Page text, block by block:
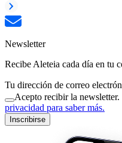
Newsletter
Recibe Aleteia cada día en tu
Tu dirección de correo
Acepto recibir la newsletter.
privacidad para saber más.
Inscribirse